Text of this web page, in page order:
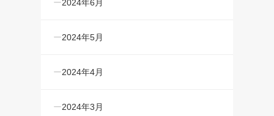
2024年6月
2024年5月
2024年4月
2024年3月